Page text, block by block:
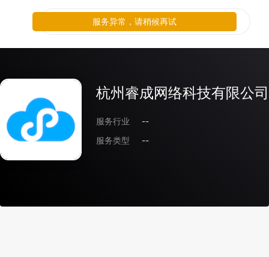
杭州睿成网络科技有限公司
服务行业
--
服务类型
--
服务异常，请稍候再试